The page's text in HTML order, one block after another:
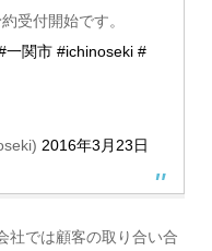
受付開始です。
一関市 #ichinoseki #
2016年3月23日
社では顧客の取り合い合